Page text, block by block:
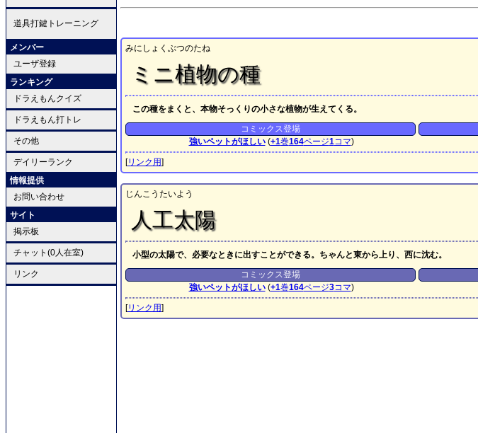
道具打鍵トレーニング
メンバー
ユーザ登録
ランキング
ドラえもんクイズ
ドラえもん打トレ
その他
デイリーランク
情報提供
お問い合わせ
サイト
掲示板
チャット(0人在室)
リンク
みにしょくぶつのたね
ミニ植物の種
この種をまくと、本物そっくりの小さな植物が生えてくる。
コミックス登場
強いペットがほしい(+1巻164ページ1コマ)
[リンク用]
じんこうたいよう
人工太陽
小型の太陽で、必要なときに出すことができる。ちゃんと東から上り、西に沈む。
コミックス登場
強いペットがほしい(+1巻164ページ3コマ)
[リンク用]